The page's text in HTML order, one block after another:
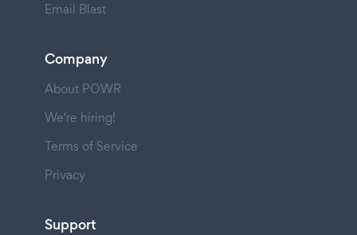
Email Blast
Company
About POWR
We're hiring!
Terms of Service
Privacy
Support